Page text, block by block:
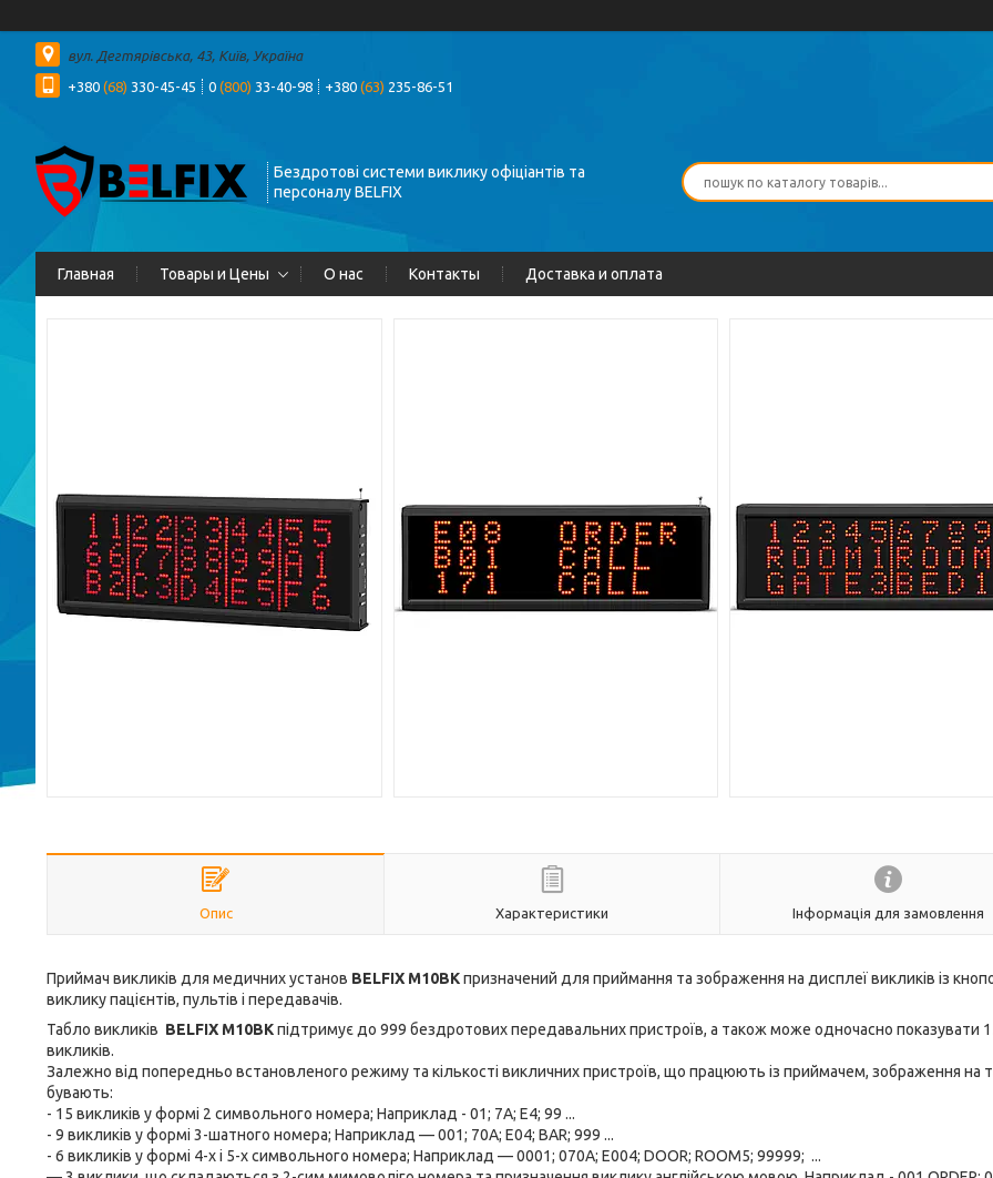
вул. Дегтярівська, 43, Київ, Україна
+380 (68) 330-45-45 0 (800) 33-40-98 +380 (63) 235-86-51
Бездротові системи виклику офіціантів та
персоналу BELFIX
Главная Товары и Цены О нас Контакты Доставка и оплата
Опис Характеристики Інформація для замовлення
Приймач викликів для медичних установ BELFIX M10BKпризначений для приймання та зображення на дисплеї викликів із
виклику пацієнтів, пультів і передавачів.
Табло викликів BELFIX M10BKпідтримує до 999 бездротових передавальних пристроїв, а також може одночасно показувати
викликів.
Залежно від попередньо встановленого режиму та кількості викличних пристроїв, що працюють із приймачем, зображення на
бувають:
- 15 викликів у формі 2 символьного номера; Наприклад - 01; 7A; E4; 99 ...
- 9 викликів у формі 3-шатного номера; Наприклад — 001; 70A; E04; BAR; 999 ...
- 6 викликів у формі 4-х і 5-х символьного номера; Наприклад — 0001; 070A; E004; DOOR; ROOM5; 99999; ...